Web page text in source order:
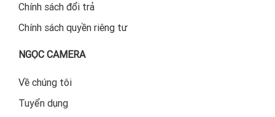
Chính sách đổi trả
Chính sách quyền riêng tư
NGỌC CAMERA
Về chúng tôi
Tuyển dụng